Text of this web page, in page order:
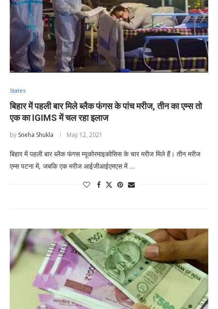
States
बिहार में पहली बार मिले ब्लैक फंगस के पांच मरीज, तीन का एम्स तो
एक का IGIMS में चल रहा इलाज
by Sneha Shukla May 12, 2021
बिहार में पहली बार ब्लैक फंगस म्यूकोरमाइकोसिस के चार मरीज मिले हैं। तीन मरीज
एम्स पटना में, जबकि एक मरीज आईजीआईएमएस में …